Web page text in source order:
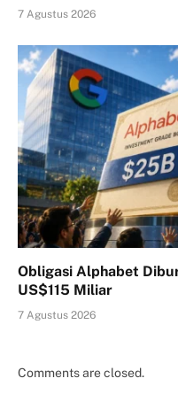
7 Agustus 2026
Obligasi Alphabet
US$115 Miliar
7 Agustus 2026
Comments are closed.